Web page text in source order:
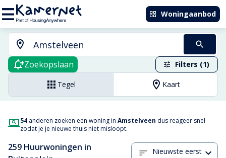
Woningaanbod
Zoekopslaan Filters (1)
Tegel Kaart
54 anderen zoeken een woning in Amstelveen dus reageer snel
zodat je je nieuwe thuis niet misloopt.
259 Huurwoningen in
Nieuwste eerst